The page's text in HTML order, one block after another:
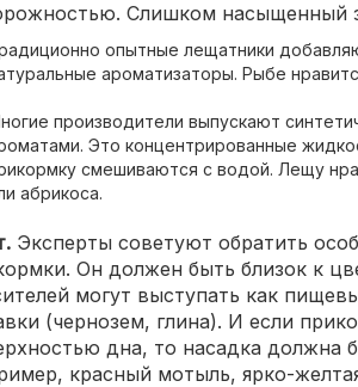
Слишком насыщенный
опытные лещатники
ароматизаторы. Рыбе
производители выпускают
Это концентрированные
смешиваются с водой. Лещу
абрикоса.
Эксперты советуют обратить
Он должен быть близок к
могут выступать как
(чернозем, глина). И если
дна, то насадка должна
красный мотыль, ярко-